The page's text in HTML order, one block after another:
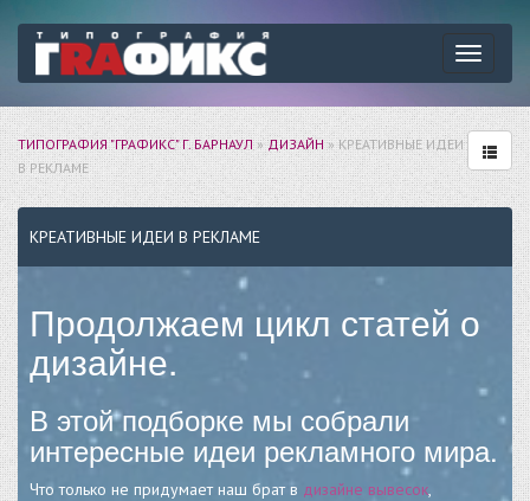
ТИПОГРАФИЯ "ГРАФИКС" Г. БАРНАУЛ»ДИЗАЙН» КРЕАТИВНЫЕ ИДЕИ
В РЕКЛАМЕ
КРЕАТИВНЫЕ ИДЕИ В РЕКЛАМЕ
Продолжаем цикл статей о
дизайне.
В этой подборке мы собрали
интересные идеи рекламного мира.
Что только не придумает наш брат в дизайне вывесок,